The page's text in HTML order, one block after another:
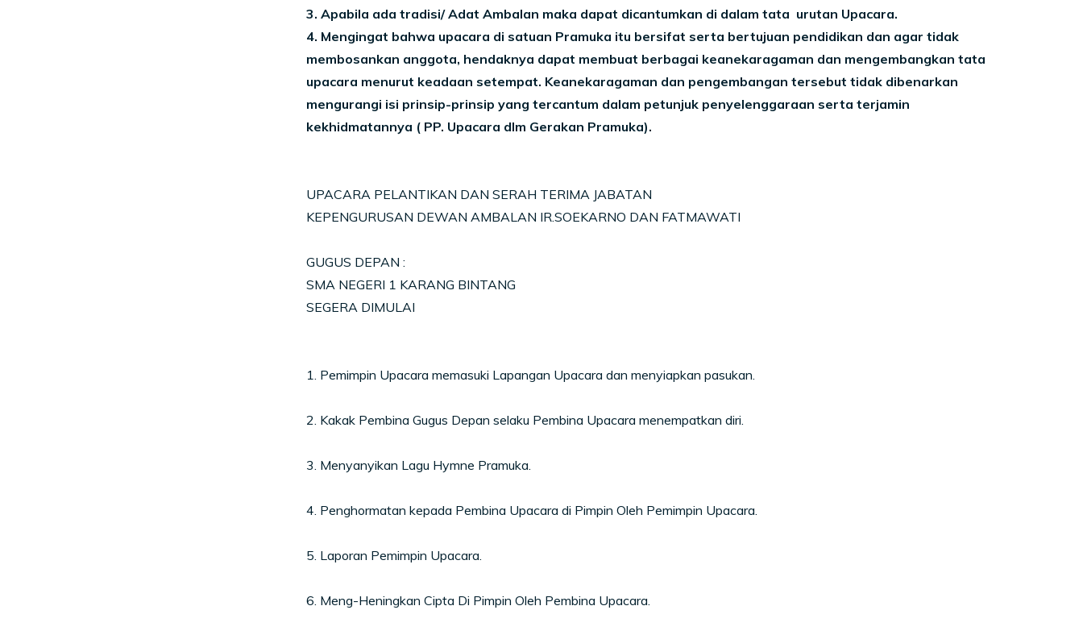
3. Apabila ada tradisi/ Adat Ambalan maka dapat dicantumkan di dalam tata urutan Upacara.
4. Mengingat bahwa upacara di satuan Pramuka itu bersifat serta bertujuan pendidikan dan agar tidak
membosankan anggota, hendaknya dapat membuat berbagai keanekaragaman dan mengembangkan tata
upacara menurut keadaan setempat. Keanekaragaman dan pengembangan tersebut tidak dibenarkan
mengurangi isi prinsip-prinsip yang tercantum dalam petunjuk penyelenggaraan serta terjamin
kekhidmatannya ( PP. Upacara dlm Gerakan Pramuka).
UPACARA PELANTIKAN DAN SERAH TERIMA JABATAN
KEPENGURUSAN DEWAN AMBALAN IR.SOEKARNO DAN FATMAWATI
GUGUS DEPAN :
SMA NEGERI 1 KARANG BINTANG
SEGERA DIMULAI
1. Pemimpin Upacara memasuki Lapangan Upacara dan menyiapkan pasukan.
2. Kakak Pembina Gugus Depan selaku Pembina Upacara menempatkan diri.
3. Menyanyikan Lagu Hymne Pramuka.
4. Penghormatan kepada Pembina Upacara di Pimpin Oleh Pemimpin Upacara.
5. Laporan Pemimpin Upacara.
6. Meng-Heningkan Cipta Di Pimpin Oleh Pembina Upacara.